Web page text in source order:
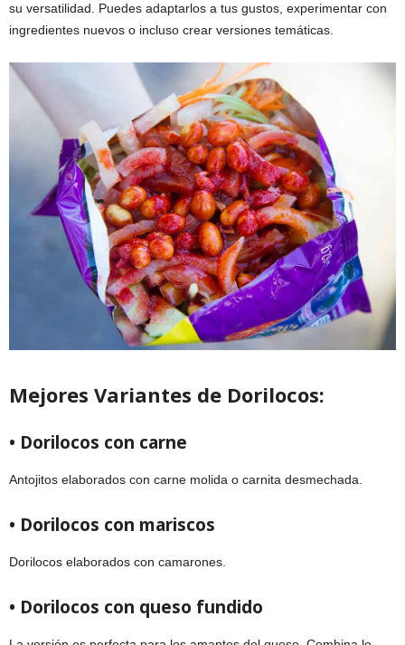
su versatilidad. Puedes adaptarlos a tus gustos, experimentar con
ingredientes nuevos o incluso crear versiones temáticas.
Mejores Variantes de Dorilocos:
• Dorilocos con carne
Antojitos elaborados con carne molida o carnita desmechada.
• Dorilocos con mariscos
Dorilocos elaborados con camarones.
• Dorilocos con queso fundido